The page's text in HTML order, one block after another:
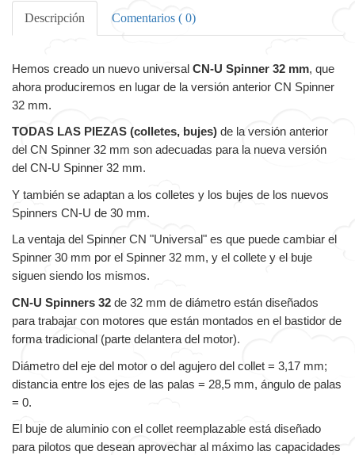
Descripción Comentarios ( 0)
Hemos creado un nuevo universal CN-U Spinner 32 mm, que
ahora produciremos en lugar de la versión anterior CN Spinner
32 mm.
TODAS LAS PIEZAS (colletes, bujes) de la versión anterior
del CN Spinner 32 mm son adecuadas para la nueva versión
del CN-U Spinner 32 mm.
Y también se adaptan a los colletes y los bujes de los nuevos
Spinners CN-U de 30 mm.
La ventaja del Spinner CN "Universal" es que puede cambiar el
Spinner 30 mm por el Spinner 32 mm, y el collete y el buje
siguen siendo los mismos.
CN-U Spinners 32 de 32 mm de diámetro están diseñados
para trabajar con motores que están montados en el bastidor de
forma tradicional (parte delantera del motor).
Diámetro del eje del motor o del agujero del collet = 3,17 mm;
distancia entre los ejes de las palas = 28,5 mm, ángulo de palas
= 0.
El buje de aluminio con el collet reemplazable está diseñado
para pilotos que desean aprovechar al máximo las capacidades